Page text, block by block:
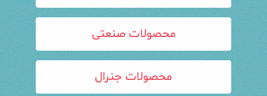
محصولات صنعتی
محصولات جنرال